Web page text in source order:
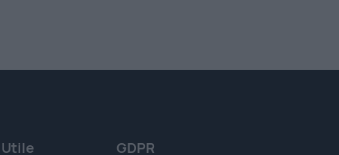
Utile GDPR